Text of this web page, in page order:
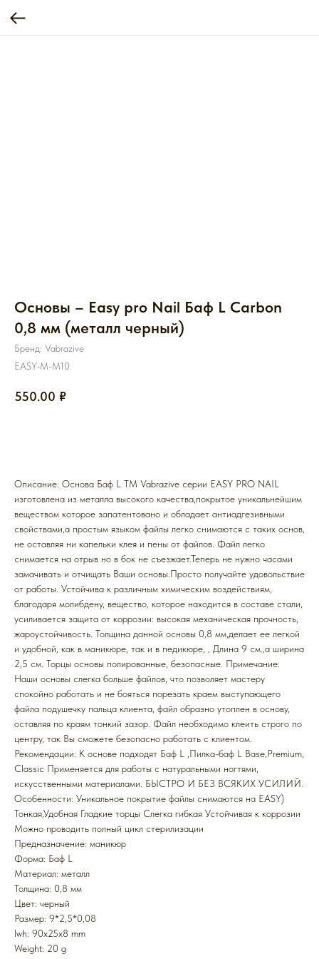
Основы – Easy pro Nail Баф L Carbon
0,8 мм (металл черный)
Бренд: Vabrazive
EASY-M-M10
550.00 ₽
Описание: Основа Баф L ТМ Vabrazive серии EASY PRO NAIL
изготовлена из металла высокого качества,покрытое уникальнейшим
веществом которое запатентовано и обладает антиадгезивными
свойствами,а простым языком файлы легко снимаются с таких основ,
не оставляя ни капельки клея и пены от файлов. Файл легко
снимается на отрыв но в бок не съезжает.Теперь не нужно часами
замачивать и отчищать Ваши основы.Просто получайте удовольствие
от работы. Устойчива к различным химическим воздействиям,
благодаря молибдену, вещество, которое находится в составе стали,
усиливается защита от коррозии: высокая механическая прочность,
жароустойчивость. Толщина данной основы 0,8 мм,делает ее легкой
и удобной, как в маникюре, так и в педикюре, , Длина 9 см.,а ширина
2,5 см. Торцы основы полированные, безопасные. Примечание:
Наши основы слегка больше файлов, что позволяет мастеру
спокойно работать и не бояться порезать краем выступающего
файла подушечку пальца клиента, файл образно утоплен в основу,
оставляя по краям тонкий зазор. Файл необходимо клеить строго по
центру, так Вы сможете безопасно работать с клиентом.
Рекомендации: К основе подходят Баф L ,Пилка-баф L Base,Premium,
Classic Применяется для работы с натуральными ногтями,
искусственными материалами. БЫСТРО И БЕЗ ВСЯКИХ УСИЛИЙ.
Особенности: Уникальное покрытие файлы снимаются на EASY)
Тонкая,Удобная Гладкие торцы Слегка гибкая Устойчивая к коррозии
Можно проводить полный цикл стерилизации
Предназначение: маникюр
Форма: Баф L
Mатериал: металл
Толщина: 0,8 мм
Цвет: черный
Размер: 9*2,5*0,08
lwh: 90x25x8 mm
Weight: 20 g